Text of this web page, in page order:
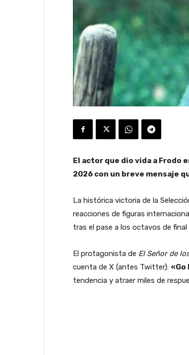
El actor que dio vida a Frodo
2026 con un breve mensaje
La histórica victoria de la
reacciones de figuras
tras el pase a los octavos de final
El protagonista de El Señor de
cuenta de X (antes Twitter): «Go
tendencia y atraer miles de